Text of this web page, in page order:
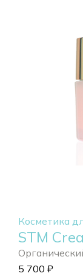
Косметика
STM
5 700 ₽